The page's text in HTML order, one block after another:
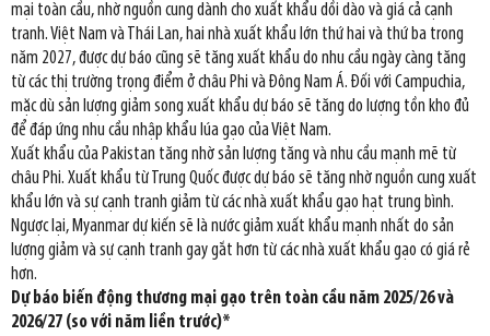
mại toàn cầu, nhờ nguồn cung dành cho xuất khẩu dồi dào và giá cả cạnh
tranh. Việt Nam và Thái Lan, hai nhà xuất khẩu lớn thứ hai và thứ ba trong
năm 2027, được dự báo cũng sẽ tăng xuất khẩu do nhu cầu ngày càng tăng
từ các thị trường trọng điểm ở châu Phi và Đông Nam Á. Đối với Campuchia,
mặc dù sản lượng giảm song xuất khẩu dự báo sẽ tăng do lượng tồn kho đủ
để đáp ứng nhu cầu nhập khẩu lúa gạo của Việt Nam.
Xuất khẩu của Pakistan tăng nhờ sản lượng tăng và nhu cầu mạnh mẽ từ
châu Phi. Xuất khẩu từ Trung Quốc được dự báo sẽ tăng nhờ nguồn cung xuất
khẩu lớn và sự cạnh tranh giảm từ các nhà xuất khẩu gạo hạt trung bình.
Ngược lại, Myanmar dự kiến sẽ là nước giảm xuất khẩu mạnh nhất do sản
lượng giảm và sự cạnh tranh gay gắt hơn từ các nhà xuất khẩu gạo có giá rẻ
hơn.
Dự báo biến động thương mại gạo trên toàn cầu năm 2025/26 và
2026/27 (so với năm liền trước)*